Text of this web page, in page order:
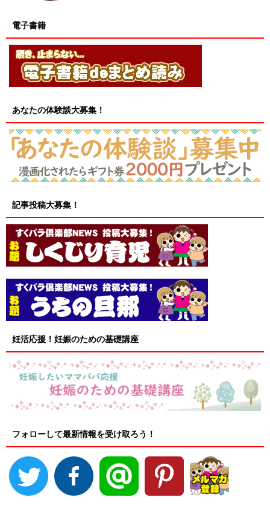
電子書籍
あなたの体験談大募集！
記事投稿大募集！
妊活応援！妊娠のための基礎講座
フォローして最新情報を受け取ろう！